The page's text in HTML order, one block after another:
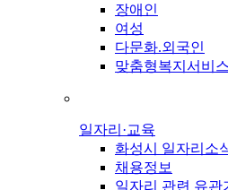
장애인
여성
다문화.외국인
맞춤형복지서비스
일자리·교육
화성시 일자리소
채용정보
일자리 관련 유관